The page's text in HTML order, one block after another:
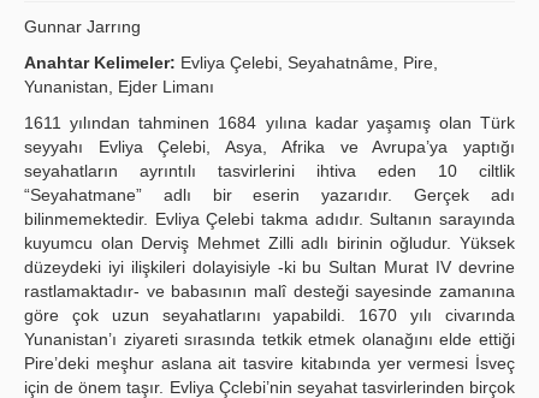
Writing Rules
Principles
Publication Policies
Guidelines
Contact Us
Gunnar Jarrıng
Anahtar Kelimeler: Evliya Çelebi, Seyahatnâme, Pire,
Yunanistan, Ejder Limanı
1611 yılından tahminen 1684 yılına kadar yaşamış olan Türk
seyyahı Evliya Çelebi, Asya, Afrika ve Avrupa’ya yaptığı
seyahatların ayrıntılı tasvirlerini ihtiva eden 10 ciltlik
“Seyahatmane” adlı bir eserin yazarıdır. Gerçek adı
bilinmemektedir. Evliya Çelebi takma adıdır. Sultanın sarayında
kuyumcu olan Derviş Mehmet Zilli adlı birinin oğludur. Yüksek
düzeydeki iyi ilişkileri dolayisiyle -ki bu Sultan Murat IV devrine
rastlamaktadır- ve babasının malî desteği sayesinde zamanına
göre çok uzun seyahatlarını yapabildi. 1670 yılı civarında
Yunanistan’ı ziyareti sırasında tetkik etmek olanağını elde ettiği
Pire’deki meşhur aslana ait tasvire kitabında yer vermesi İsveç
için de önem taşır. Evliya Çclebi’nin seyahat tasvirlerinden birçok